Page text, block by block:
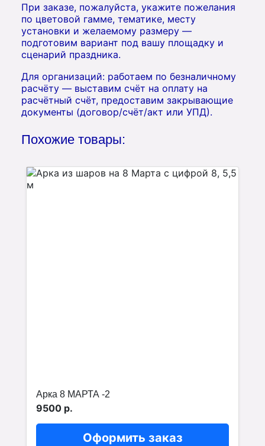
При заказе, пожалуйста, укажите пожелания
по цветовой гамме, тематике, месту
установки и желаемому размеру —
подготовим вариант под вашу площадку и
сценарий праздника.
Для организаций: работаем по безналичному
расчёту — выставим счёт на оплату на
расчётный счёт, предоставим закрывающие
документы (договор/счёт/акт или УПД).
Похожие товары:
Арка 8 МАРТА -2
9500 р.
Оформить заказ